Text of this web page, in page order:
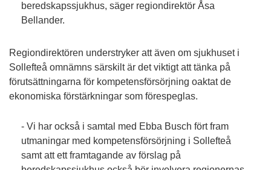
beredskapssjukhus, säger regiondirektör Åsa
Bellander.
Regiondirektören understryker att även om sjukhuset i
Sollefteå omnämns särskilt är det viktigt att tänka på
förutsättningarna för kompetensförsörjning oaktat de
ekonomiska förstärkningar som förespeglas.
- Vi har också i samtal med Ebba Busch fört fram
utmaningar med kompetensförsörjning i Sollefteå
samt att ett framtagande av förslag på